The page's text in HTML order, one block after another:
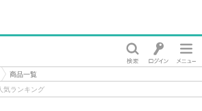
商品一覧
気ランキング